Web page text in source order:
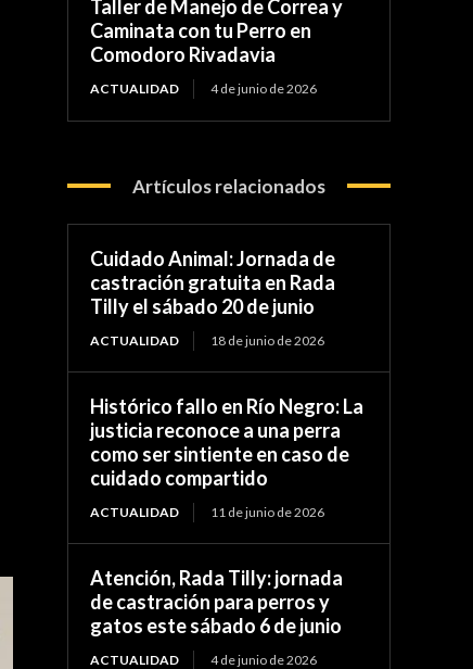
Taller de Manejo de Correa y
Caminata con tu Perro en
Comodoro Rivadavia
ACTUALIDAD 4 de junio de 2026
Artículos relacionados
Cuidado Animal: Jornada de
castración gratuita en Rada
Tilly el sábado 20 de junio
ACTUALIDAD 18 de junio de 2026
Histórico fallo en Río Negro: La
justicia reconoce a una perra
como ser sintiente en caso de
cuidado compartido
ACTUALIDAD 11 de junio de 2026
Atención, Rada Tilly: jornada
de castración para perros y
gatos este sábado 6 de junio
ACTUALIDAD 4 de junio de 2026